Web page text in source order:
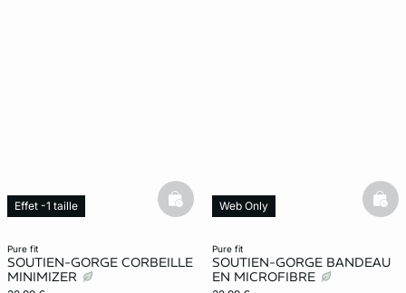
pure fit
SOUTIEN-GORGE CORBEILLE
MINIMIZER
Effet -1 taille
basketfull
pure fit
SOUTIEN-GORGE BANDEAU
EN MICROFIBRE
Web Only